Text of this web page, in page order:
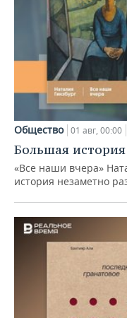
Общество 01 авг, 00:00
Большая
«Все наши вчера»
история незаметно